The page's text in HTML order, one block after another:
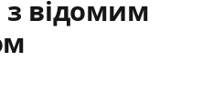
з відомим